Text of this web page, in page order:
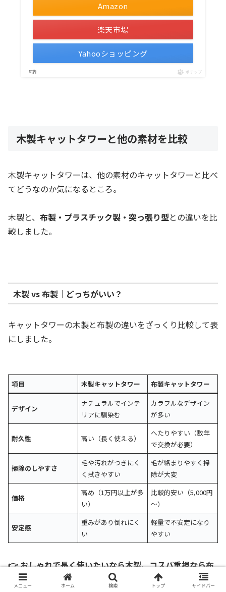
Amazon
楽天市場
Yahooショッピング
ポチップ
木製キャットタワーと他の素材を比較
木製キャットタワーは、他の素材のキャットタワーと比べ
てどうなのか気になるところ。
木製と、 布製・プラスチック製・突っ張り型との違いを比
較しました。
木製 vs 布製｜どっちがいい？
キャットタワーの木製と布製の違いをざっくり比較して表
にしました。
項目 木製キャットタワー 布製キャットタワー
デザイン
ナチュラルでインテ
リアに馴染む
カラフルなデザイン
が多い
耐久性 高い（長く使える）
へたりやすい（数年
で交換が必要）
掃除のしやすさ
毛や汚れがつきにく
く拭きやすい
毛が絡まりやすく掃
除が大変
価格
高め（1万円以上が多
い）
比較的安い（5,000円
～）
安定感
重みがあり倒れにく
い
軽量で不安定になり
やすい
👉おしゃれで長く使いたいなら木製、コスパ重視なら布
製！
メニュー ホーム 検索 トップ サイドバー